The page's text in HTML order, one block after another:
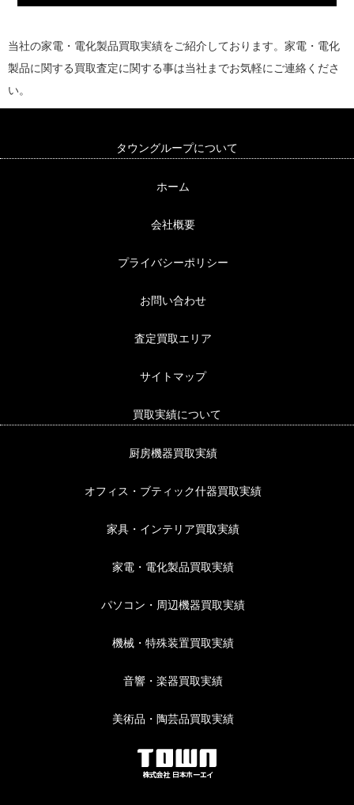
当社の家電・電化製品買取実績をご紹介しております。家電・電化
製品に関する買取査定に関する事は当社までお気軽にご連絡くださ
い。
タウングループについて
ホーム
会社概要
プライバシーポリシー
お問い合わせ
査定買取エリア
サイトマップ
買取実績について
厨房機器買取実績
オフィス・ブティック什器買取実績
家具・インテリア買取実績
家電・電化製品買取実績
パソコン・周辺機器買取実績
機械・特殊装置買取実績
音響・楽器買取実績
美術品・陶芸品買取実績